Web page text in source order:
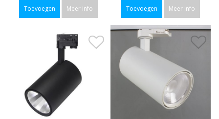
Toevoegen Meer info Toevoegen Meer info